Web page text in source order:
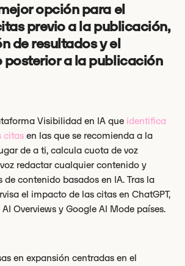
opción para el
previo a la publicación,
de resultados y el
posterior a la publicación
Visibilidad en IA que identifica
citas en las que se recomienda a la
de a ti, calcula cuota de voz
redactar cualquier contenido y
de contenido basados en IA. Tras la
el impacto de las citas en ChatGPT,
Overviews y Google AI Mode países.
en expansión centradas en el